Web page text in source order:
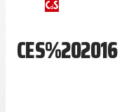
CES%202016